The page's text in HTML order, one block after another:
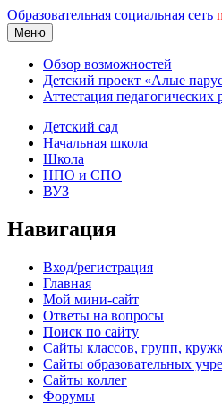
Образовательная социальная сеть
Меню
Обзор возможностей
Детский проект «Алые
Аттестация педагогических
Детский сад
Начальная школа
Школа
НПО и СПО
ВУЗ
Навигация
Вход/регистрация
Главная
Мой мини-сайт
Ответы на вопросы
Поиск по сайту
Сайты классов, групп,
Сайты образовательных
Сайты коллег
Форумы